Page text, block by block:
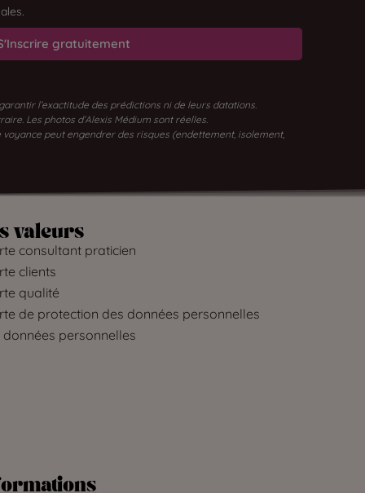
gratuitement
l’exactitude des prédictions ni de leurs datations.
Les photos d’Alexis Médium sont réelles.
peut engendrer des risques (endettement, isolement,
valeurs
consultant praticien
clients
qualité
de protection des données personnelles
données personnelles